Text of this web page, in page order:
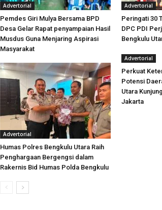
Advertorial
Pemdes Giri Mulya Bersama BPD
Desa Gelar Rapat penyampaian Hasil
Musdus Guna Menjaring Aspirasi
Masyarakat
Advertorial
Peringati 30
DPC PDI
Bengkulu
Advertorial
Humas Polres Bengkulu Utara Raih
Penghargaan Bergengsi dalam
Rakernis Bid Humas Polda Bengkulu
Advertorial
Perkuat
Potensi
Utara
Jakarta